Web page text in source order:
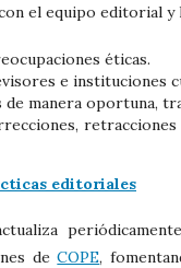
el equipo editorial y
éticas.
e instituciones
manera oportuna,
editoriales
deCOPE,